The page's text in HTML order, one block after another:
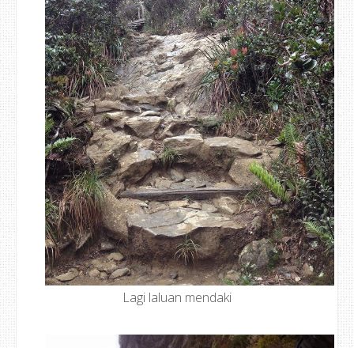
Lagi laluan mendaki